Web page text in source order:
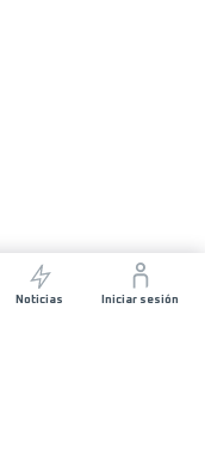
Noticias Iniciar sesión